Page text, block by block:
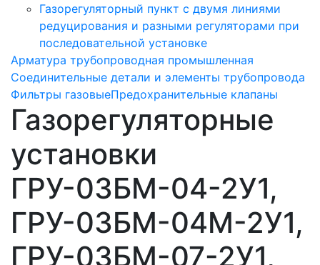
Газорегуляторный пункт с двумя линиями
редуцирования и разными регуляторами при
последовательной установке
Арматура трубопроводная промышленная
Соединительные детали и элементы трубопровода
Фильтры газовыеПредохранительные клапаны
Газорегуляторные
установки
ГРУ-03БМ-04-2У1,
ГРУ-03БМ-04М-2У1,
ГРУ-03БМ-07-2У1,